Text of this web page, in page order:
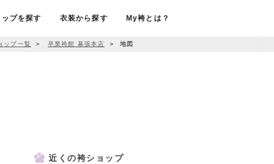
ップを探す 衣装から探す My袴とは？
ップ一覧 ＞ 卒業袴館 幕張本店 ＞ 地図
近くの袴ショップ